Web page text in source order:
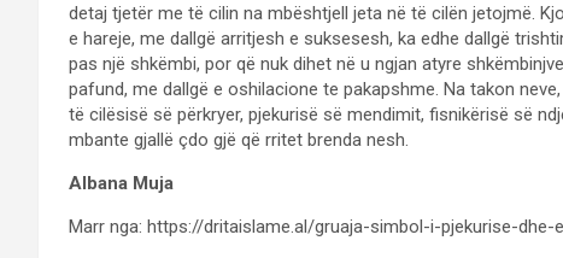
detaj tjetër me të cilin na mbështjell jeta në të cilën jetojmë.
e hareje, me dallgë arritjesh e suksesesh, ka edhe dallgë
pas një shkëmbi, por që nuk dihet në u ngjan atyre
pafund, me dallgë e oshilacione te pakapshme. Na takon
të cilësisë së përkryer, pjekurisë së mendimit, fisnikërisë së
mbante gjallë çdo gjë që rritet brenda nesh.
Albana Muja
Marr nga: https://dritaislame.al/gruaja-simbol-i-pjekurise-dhe-